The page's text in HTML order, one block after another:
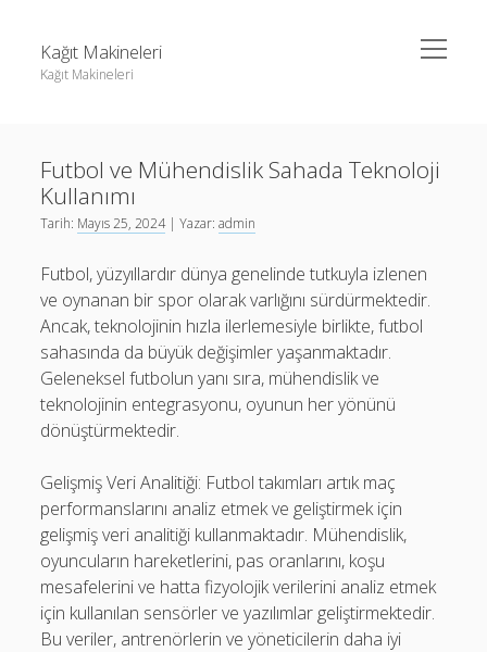
Kağıt Makineleri
Kağıt Makineleri
menüyü
aç
Liste
Sayfa Listesi
Youtube Yorum Kasma Şifresiz
Linkedin Takipçi Kasma Hilesi
Sayfa Listesi
tiktok takipçi sayısı nasıl arttırılır
Youtube Yorum Kasma Şifresiz
Futbol ve Mühendislik Sahada Teknoloji
Kullanımı
Tarih: Mayıs 25, 2024| Yazar:admin
Futbol, yüzyıllardır dünya genelinde tutkuyla izlenen
ve oynanan bir spor olarak varlığını sürdürmektedir.
Ancak, teknolojinin hızla ilerlemesiyle birlikte, futbol
sahasında da büyük değişimler yaşanmaktadır.
Geleneksel futbolun yanı sıra, mühendislik ve
teknolojinin entegrasyonu, oyunun her yönünü
dönüştürmektedir.
Gelişmiş Veri Analitiği: Futbol takımları artık maç
performanslarını analiz etmek ve geliştirmek için
gelişmiş veri analitiği kullanmaktadır. Mühendislik,
oyuncuların hareketlerini, pas oranlarını, koşu
mesafelerini ve hatta fizyolojik verilerini analiz etmek
için kullanılan sensörler ve yazılımlar geliştirmektedir.
Bu veriler, antrenörlerin ve yöneticilerin daha iyi